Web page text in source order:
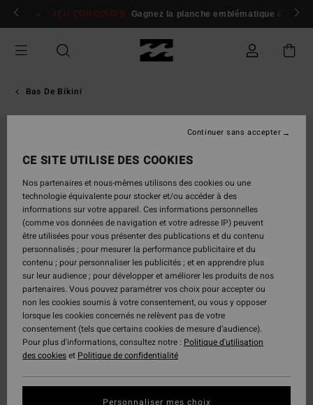
Passer
Se connecter / s'inscrire
JEU CONCOURS Gagnez la planche emblématique d'Andy
Bas De Bikini
CE SITE UTILISE DES COOKIES
Nos partenaires et nous-mêmes utilisons des cookies ou une
technologie équivalente pour stocker et/ou accéder à des
informations sur votre appareil. Ces informations personnelles
(comme vos données de navigation et votre adresse IP) peuvent
être utilisées pour vous présenter des publications et du contenu
personnalisés ; pour mesurer la performance publicitaire et du
contenu ; pour personnaliser les publicités ; et en apprendre plus
sur leur audience ; pour développer et améliorer les produits de nos
partenaires. Vous pouvez paramétrer vos choix pour accepter ou
non les cookies soumis à votre consentement, ou vous y opposer
lorsque les cookies concernés ne relèvent pas de votre
consentement (tels que certains cookies de mesure d’audience).
Pour plus d'informations, consultez notre : Politique d'utilisation
des cookieset Politique de confidentialité
Personnaliser mes choix
Continuer sans accepter